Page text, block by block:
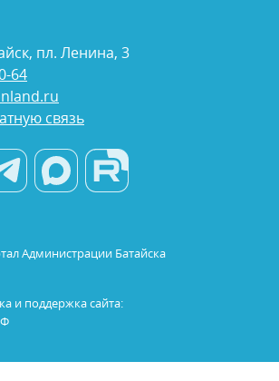
пл. Ленина, 3
64
связь
Администрации Батайска
и поддержка сайта: